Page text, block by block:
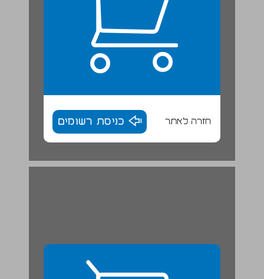
חזרה לאתר כניסת רשומים